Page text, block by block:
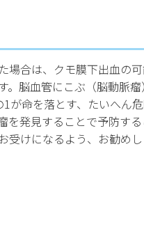
場合は、クモ膜下出血の
脳血管にこぶ（脳動脈
命を落とす、たいへん危
発見することで予防する
受けになるよう、お勧めし